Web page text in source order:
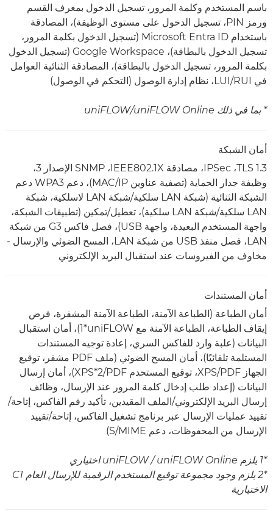
باسم المستخدم وكلمة المرور، تسجيل الدخول بمعرف القسم
ورمز PIN، تسجيل الدخول على مستوى الوظيفة)، المصادقة
باستخدام Microsoft Entra ID (تسجيل الدخول بكلمة المرور،
تسجيل الدخول بالبطاقة)، Google Workspace (تسجيل الدخول
بكلمة المرور، تسجيل الدخول بالبطاقة)، المصادقة الثنائية العوامل
في LUI/RUI، نظام إدارة الوصول (التحكم في الوصول)
* بما في ذلك uniFLOW Online‏/uniFLOW
أمان الشبكة
TLS 1.3، ‏IPSec، مصادقة IEEE802.1X، ‏SNMP الإصدار 3،
وظيفة جدار الحماية (تصفية عناوين IP/‏MAC)، دعم WPA3‏ دعم
الشبكة الثنائية (شبكة LAN سلكية/شبكة LAN لاسلكية، شبكة
LAN سلكية/شبكة LAN سلكية)، تعطيل/تمكين (تطبيقات الشبكة،
واجهة المستخدم البعيدة، واجهة USB)، فصل فاكس G3 من شبكة
LAN، فصل منفذ USB من شبكة LAN، المسح الضوئي والإرسال -
مخاوف من الفيروسات عند استقبال البريد الإلكتروني
أمان المستندات
أمان الطباعة (الطباعة الآمنة، الطباعة الآمنة المشفرة، فرض
إيقاف الطباعة، الطباعة الآمنة مع uniFLOW*‏1)، أمان استقبال
البيانات (علبة وارد للفاكس السري، إعادة توجيه المستندات
المستلمة تلقائيًا)، أمان المسح الضوئي (ملف PDF مشفر، توقيع
الجهاز PDF/‏XPS، توقيع المستخدم PDF/‏XPS*2)، أمان إرسال
البيانات (إعداد طلب إدخال كلمة المرور عند الإرسال، وظائف
إرسال البريد الإلكتروني/الملف المقيدين، تأكيد رقم الفاكس، إتاحة/
تقييد عمليات الإرسال عبر برنامج تشغيل الفاكس، إتاحة/تقييد
الإرسال من المحفوظات، دعم S/MIME)
*1 يلزم uniFLOW Online /‏ uniFLOW اختياري
*2 يلزم وجود مجموعة توقيع المستخدم الرقمية للإرسال العام C1
الاختيارية